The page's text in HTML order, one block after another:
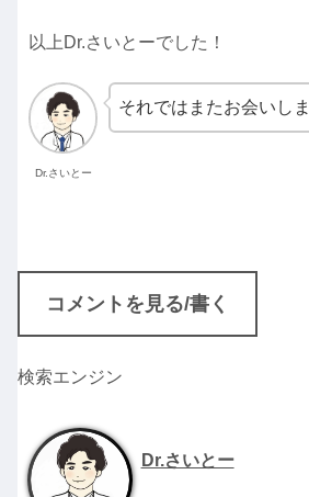
以上Dr.さいとーでした！
Dr.さいとー
それではまたお会いし
コメントを見る/書く
検索エンジン
Dr.さいとー